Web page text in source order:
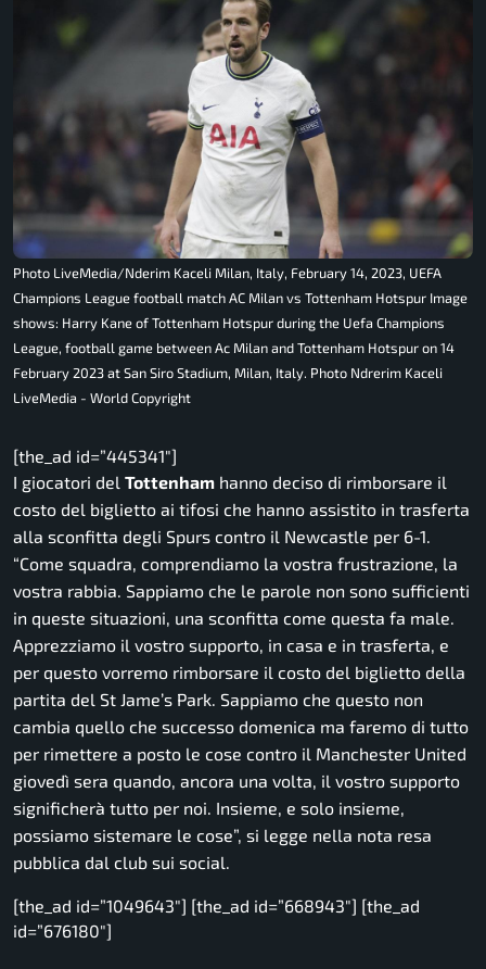
Photo LiveMedia/Nderim Kaceli Milan, Italy, February 14, 2023, UEFA
Champions League football match AC Milan vs Tottenham Hotspur Image
shows: Harry Kane of Tottenham Hotspur during the Uefa Champions
League, football game between Ac Milan and Tottenham Hotspur on 14
February 2023 at San Siro Stadium, Milan, Italy. Photo Ndrerim Kaceli
LiveMedia - World Copyright
[the_ad id=”445341″]
I giocatori del Tottenham hanno deciso di rimborsare il
costo del biglietto ai tifosi che hanno assistito in trasferta
alla sconfitta degli Spurs contro il Newcastle per 6-1.
“Come squadra, comprendiamo la vostra frustrazione, la
vostra rabbia. Sappiamo che le parole non sono sufficienti
in queste situazioni, una sconfitta come questa fa male.
Apprezziamo il vostro supporto, in casa e in trasferta, e
per questo vorremo rimborsare il costo del biglietto della
partita del St Jame’s Park. Sappiamo che questo non
cambia quello che successo domenica ma faremo di tutto
per rimettere a posto le cose contro il Manchester United
giovedì sera quando, ancora una volta, il vostro supporto
significherà tutto per noi. Insieme, e solo insieme,
possiamo sistemare le cose”, si legge nella nota resa
pubblica dal club sui social.
[the_ad id=”1049643″] [the_ad id=”668943″] [the_ad
id=”676180″]